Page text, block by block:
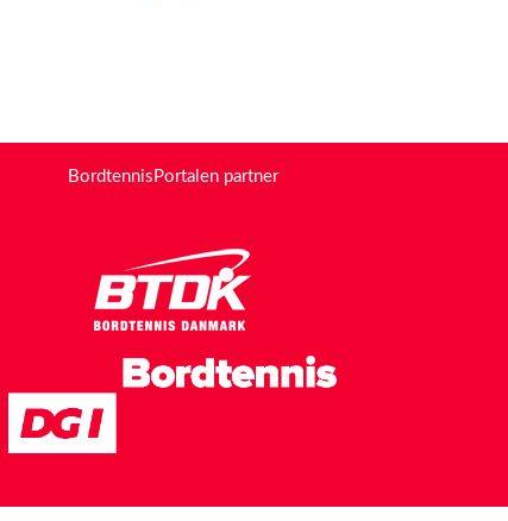
BordtennisPortalen partner